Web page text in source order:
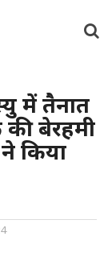
में तैनात
बेरहमी
किया